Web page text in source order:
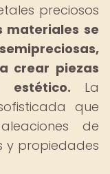
preciosos
materiales se
crear piezas
La
que
de
y propiedades